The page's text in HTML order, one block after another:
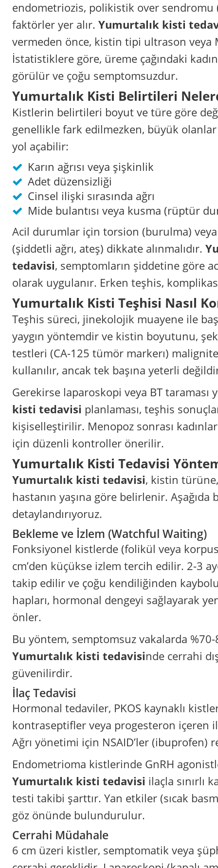
endometriozis, polikistik over sendromu
faktörler yer alır. Yumurtalık kisti
vermeden önce, kistin tipi ultrason veya
İstatistiklere göre, üreme çağındaki
görülür ve çoğu semptomsuzdur.
Yumurtalık Kisti Belirtileri
Kistlerin belirtileri boyut ve türe göre
genellikle fark edilmezken, büyük
yol açabilir:
Karın ağrısı veya şişkinlik
Adet düzensizliği
Cinsel ilişki sırasında ağrı
Mide bulantısı veya kusma (rüptür
Acil durumlar için torsion (burulma)
(şiddetli ağrı, ateş) dikkate alınmalıdır.
tedavisi, semptomların şiddetine göre
olarak uygulanır. Erken teşhis,
Yumurtalık Kisti Teşhisi Nasıl
Teşhis süreci, jinekolojik muayene ile
yaygın yöntemdir ve kistin boyutunu,
testleri (CA-125 tümör markerı)
kullanılır, ancak tek başına yeterli
Gerekirse laparoskopi veya BT taraması
kisti tedavisi planlaması, teşhis
kişiselleştirilir. Menopoz sonrası
için düzenli kontroller önerilir.
Yumurtalık Kisti Tedavisi
Yumurtalık kisti tedavisi, kistin
hastanın yaşına göre belirlenir. Aşağıda
detaylandırıyoruz.
Bekleme ve İzlem (Watchful Waiting)
Fonksiyonel kistlerde (folikül veya
cm’den küçükse izlem tercih edilir. 2-3
takip edilir ve çoğu kendiliğinden
hapları, hormonal dengeyi sağlayarak
önler.
Bu yöntem, semptomsuz vakalarda
Yumurtalık kisti tedavisinde cerrahi
güvenilirdir.
İlaç Tedavisi
Hormonal tedaviler, PKOS kaynaklı
kontraseptifler veya progesteron içeren
Ağrı yönetimi için NSAID’ler (ibuprofen)
Endometrioma kistlerinde GnRH
Yumurtalık kisti tedavisi ilaçla sınırlı
testi takibi şarttır. Yan etkiler (sıcak
göz önünde bulundurulur.
Cerrahi Müdahale
6 cm üzeri kistler, semptomatik veya